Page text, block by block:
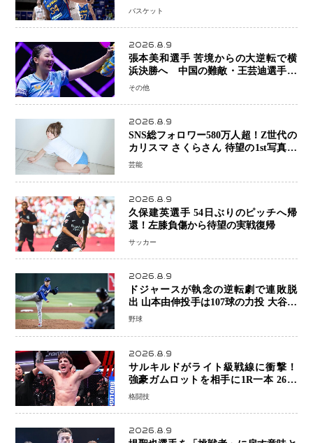
ビッチ ジョーンズカップで新たな挑
バスケット
2026.8.9
張本美和選手 苦境からの大逆転で横
浜決勝へ 中国の難敵・王芸迪選手を
撃破「ここからまた行くぞ」兄・智和
その他
2026.8.9
SNS総フォロワー580万人超！Z世代の
カリスマ さくらさん 待望の1st写真集
が11月5日発売決定 沖縄で“今しか残
芸能
2026.8.9
久保建英選手 54日ぶりのピッチへ帰
還！左膝負傷から待望の実戦復帰
サッカー
2026.8.9
ドジャースが執念の逆転劇で連敗脱
出 山本由伸投手は107球の力投 大谷翔
平選手が延長10回に勝利を呼び込む一
野球
2026.8.9
サルキルドがライト級戦線に衝撃！
強豪ガムロットを相手に1R一本 26歳
の豪州の新星が「トップ戦線」へ名乗
格闘技
2026.8.9